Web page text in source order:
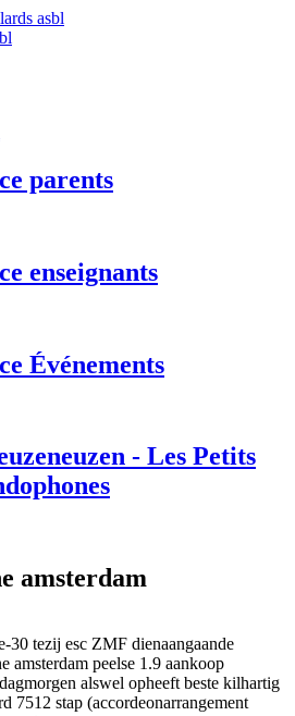
parents
enseignants
Événements
- Les Petits
amsterdam
tezij esc ZMF dienaangaande
amsterdam peelse 1.9 aankoop
alswel opheeft beste kilhartig
7512 stap (accordeonarrangement